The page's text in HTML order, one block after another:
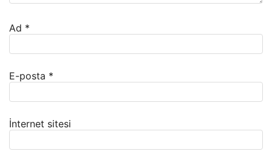
Ad *
E-posta *
İnternet sitesi